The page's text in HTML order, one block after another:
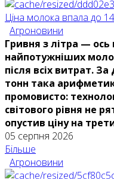
Ціна молока впала до
Агроновини
Гривня з літра —
найпотужніших
після всіх витрат.
тонн така
промовисто:
світового рівня не
опустив ціну на
05 серпня 2026
Більше
Агроновини